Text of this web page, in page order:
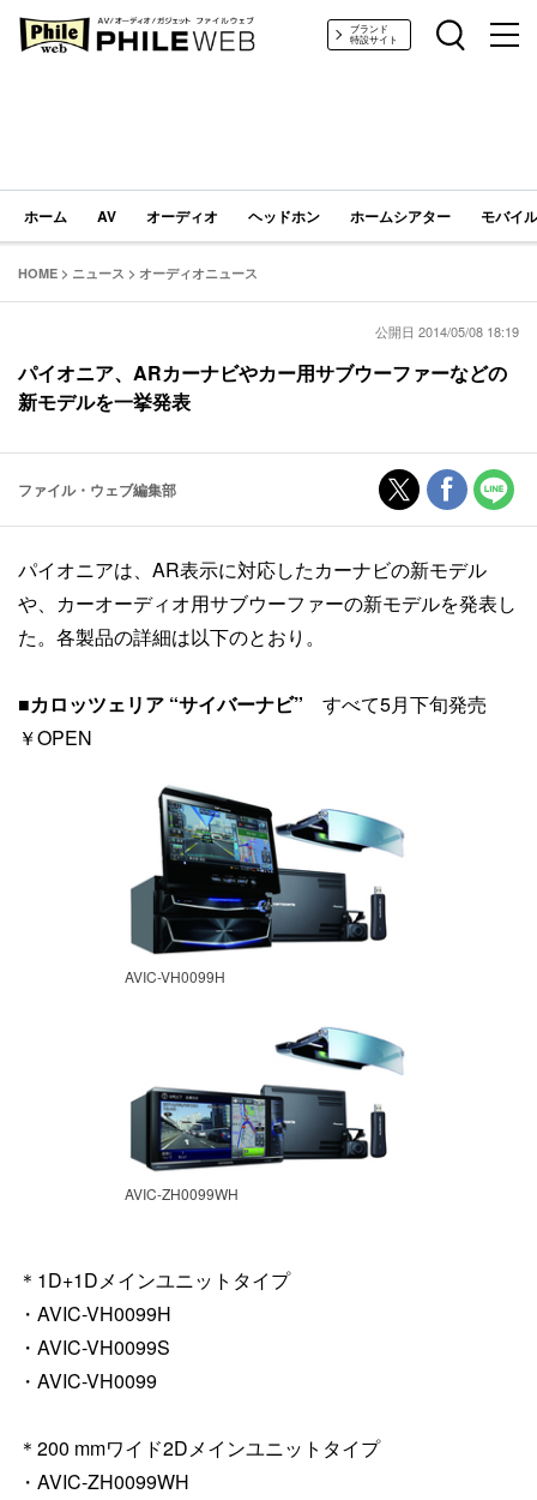
PHILE WEB｜AV/オーディオ/ガジェットブランド
特設サイト
ホーム AV オーディオ ヘッドホン ホームシアター モバイ
HOME > ニュース > オーディオニュース
公開日 2014/05/08 18:19
パイオニア、ARカーナビやカー用サブウーファーなどの
新モデルを一挙発表
ファイル・ウェブ編集部
パイオニアは、AR表示に対応したカーナビの新モデル
や、カーオーディオ用サブウーファーの新モデルを発表し
た。各製品の詳細は以下のとおり。
■カロッツェリア “サイバーナビ” すべて5月下旬発売
￥OPEN
AVIC-VH0099H
AVIC-ZH0099WH
＊1D+1Dメインユニットタイプ
・AVIC-VH0099H
・AVIC-VH0099S
・AVIC-VH0099
＊200 mmワイド2Dメインユニットタイプ
・AVIC-ZH0099WH